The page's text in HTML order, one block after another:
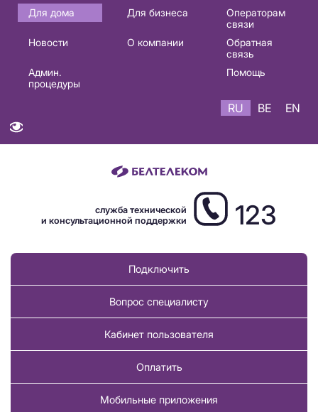
Основная
навигация
Для дома Для бизнеса
Операторам
связи
Новости
О компании
Обратная
связь
Админ.
процедуры
Помощь
RU BE EN
служба технической
и консультационной поддержки
123
Подключить
Вопрос специалисту
Кабинет пользователя
Оплатить
Мобильные приложения